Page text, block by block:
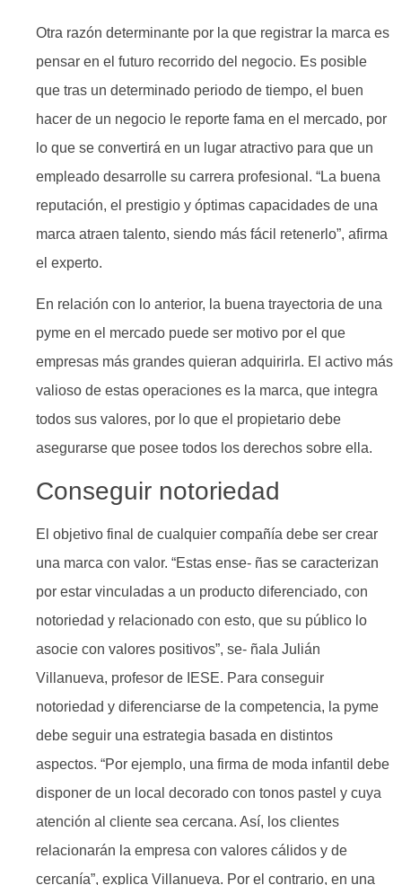
Otra razón determinante por la que registrar la marca es
pensar en el futuro recorrido del negocio. Es posible
que tras un determinado periodo de tiempo, el buen
hacer de un negocio le reporte fama en el mercado, por
lo que se convertirá en un lugar atractivo para que un
empleado desarrolle su carrera profesional. “La buena
reputación, el prestigio y óptimas capacidades de una
marca atraen talento, siendo más fácil retenerlo”, afirma
el experto.
En relación con lo anterior, la buena trayectoria de una
pyme en el mercado puede ser motivo por el que
empresas más grandes quieran adquirirla. El activo más
valioso de estas operaciones es la marca, que integra
todos sus valores, por lo que el propietario debe
asegurarse que posee todos los derechos sobre ella.
Conseguir notoriedad
El objetivo final de cualquier compañía debe ser crear
una marca con valor. “Estas ense- ñas se caracterizan
por estar vinculadas a un producto diferenciado, con
notoriedad y relacionado con esto, que su público lo
asocie con valores positivos”, se- ñala Julián
Villanueva, profesor de IESE. Para conseguir
notoriedad y diferenciarse de la competencia, la pyme
debe seguir una estrategia basada en distintos
aspectos. “Por ejemplo, una firma de moda infantil debe
disponer de un local decorado con tonos pastel y cuya
atención al cliente sea cercana. Así, los clientes
relacionarán la empresa con valores cálidos y de
cercanía”, explica Villanueva. Por el contrario, en una